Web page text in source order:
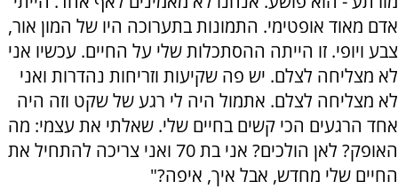
אדם מאוד אופטימי. התמונות בתערוכה היו של המון אור,
צבע ויופי. זו הייתה ההסתכלות שלי על החיים. עכשיו אני
לא מצליחה לצלם. יש פה שקיעות וזריחות נהדרות ואני
לא מצליחה לצלם. אתמול היה לי רגע של שקט וזה היה
אחד הרגעים הכי קשים בחיים שלי. שאלתי את עצמי: מה
האופק? לאן הולכים? אני בת 70 ואני צריכה להתחיל את
החיים שלי מחדש, אבל איך, איפה?"